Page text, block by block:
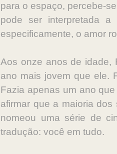
para o espaço, percebe-
pode ser interpretada
especificamente, o amor
Aos onze anos de idade,
ano mais jovem que ele.
Fazia apenas um ano
afirmar que a maioria
nomeou uma série de
tradução: você em tudo.